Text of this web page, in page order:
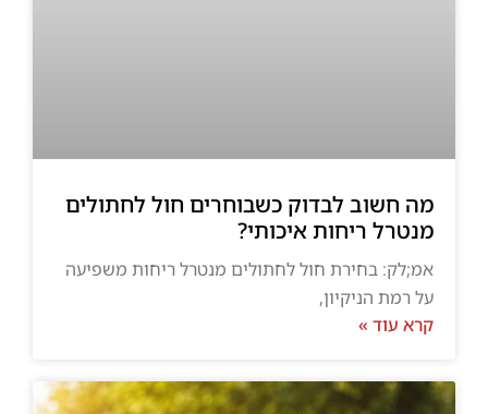
מה חשוב לבדוק כשבוחרים חול לחתולים
מנטרל ריחות איכותי?
אמ;לק: בחירת חול לחתולים מנטרל ריחות משפיעה
על רמת הניקיון,
קרא עוד »